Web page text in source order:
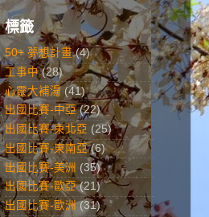
標籤
50+ 夢想計畫 (4)
工事中 (28)
心靈大補湯 (41)
出國比賽-中亞 (22)
出國比賽-東北亞 (25)
出國比賽-東南亞 (6)
出國比賽-美洲 (35)
出國比賽-歐亞 (21)
出國比賽-歐洲 (31)